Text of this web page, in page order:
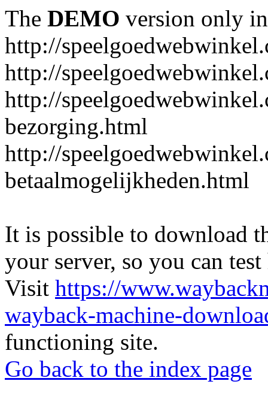
The DEMO version only
http://
http://
http://
bezorging.html
http://
betaalmogelijkheden.html
It is possible to download
your server, so you can
Visit https://
wayback-machine-
functioning site.
Go back to the index page